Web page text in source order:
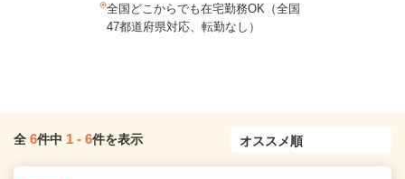
全国どこからでも在宅勤務OK（全国
47都道府県対応、転勤なし）
全 6件中 1 - 6件を表示